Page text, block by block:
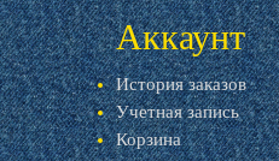
Аккаунт
История заказов
Учетная запись
Корзина